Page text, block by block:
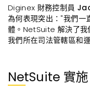
Diginex 財務控制員
為何表現突出："我們一
體。NetSuite 解決了我
我們所在司法管轄區和
NetSuite 實